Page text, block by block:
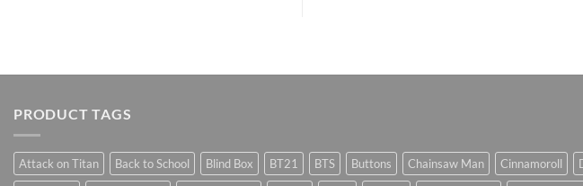
PRODUCT TAGS
Attack on Titan Back to School Blind Box BT21 BTS Buttons Chainsaw Man Cinnamoroll